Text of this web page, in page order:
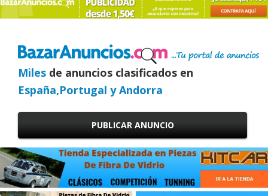
Miles de anuncios clasificados en
España,Portugal y Andorra
PUBLICAR ANUNCIO